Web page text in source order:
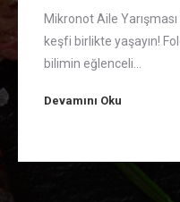
Mikronot Aile
keşfi birlikte yaşayın!
bilimin eğlenceli…
Devamını Oku